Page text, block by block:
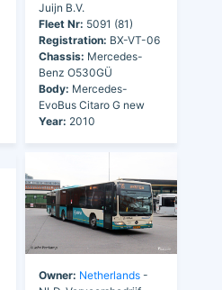
Juijn B.V.
Fleet Nr: 5091 (81)
Registration: BX-VT-06
Chassis: Mercedes-
Benz O530GÜ
Body: Mercedes-
EvoBus Citaro G new
Year: 2010
Owner: Netherlands -